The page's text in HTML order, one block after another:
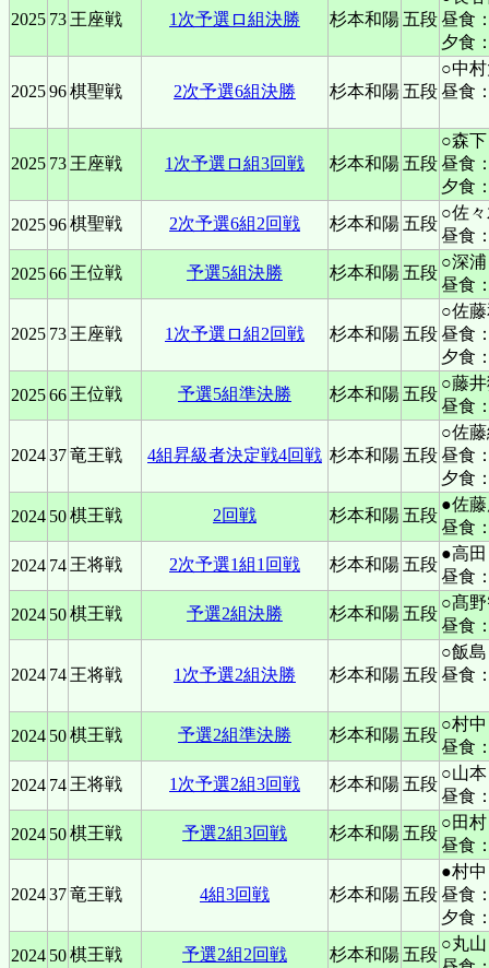
2025 73王座戦 1次予選ロ組決勝 杉本和陽五段昼食
夕食
202596棋聖戦 2次予選6組決勝 杉本和陽五段
○中
昼食
2025 73王座戦 1次予選ロ組3回戦 杉本和陽五段
○森下
昼食
夕食
202596棋聖戦 2次予選6組2回戦 杉本和陽五段
○佐
昼食
202566王位戦 予選5組決勝 杉本和陽五段
○深浦
昼食
2025 73王座戦 1次予選ロ組2回戦 杉本和陽五段
○佐
昼食
夕食
202566王位戦 予選5組準決勝 杉本和陽五段
○藤
昼食
202437竜王戦 4組昇級者決定戦4回戦 杉本和陽五段
○佐
昼食
夕食
2024 50棋王戦 2回戦 杉本和陽五段
●佐
昼食
2024 74王将戦 2次予選1組1回戦 杉本和陽五段
●高田
昼食
2024 50棋王戦 予選2組決勝 杉本和陽五段
○髙
昼食
2024 74王将戦 1次予選2組決勝 杉本和陽五段
○飯島
昼食
2024 50棋王戦 予選2組準決勝 杉本和陽五段
○村中
昼食
2024 74王将戦 1次予選2組3回戦 杉本和陽五段
○山本
昼食
2024 50棋王戦 予選2組3回戦 杉本和陽五段
○田村
昼食
202437竜王戦 4組3回戦 杉本和陽五段
●村中
昼食
夕食
2024 50棋王戦 予選2組2回戦 杉本和陽五段
○丸山